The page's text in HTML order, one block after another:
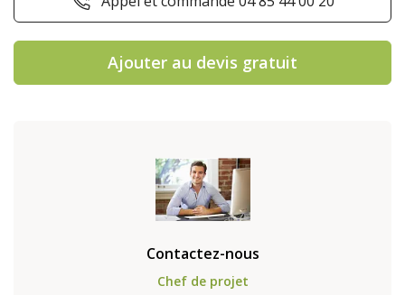
Ajouter au devis gratuit
Contactez-nous
Chef de projet